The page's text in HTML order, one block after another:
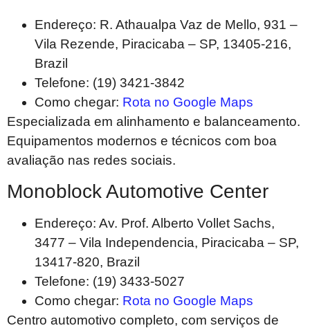
Endereço: R. Athaualpa Vaz de Mello, 931 –
Vila Rezende, Piracicaba – SP, 13405-216,
Brazil
Telefone: (19) 3421-3842
Como chegar: Rota no Google Maps
Especializada em alinhamento e balanceamento.
Equipamentos modernos e técnicos com boa
avaliação nas redes sociais.
Monoblock Automotive Center
Endereço: Av. Prof. Alberto Vollet Sachs,
3477 – Vila Independencia, Piracicaba – SP,
13417-820, Brazil
Telefone: (19) 3433-5027
Como chegar: Rota no Google Maps
Centro automotivo completo, com serviços de